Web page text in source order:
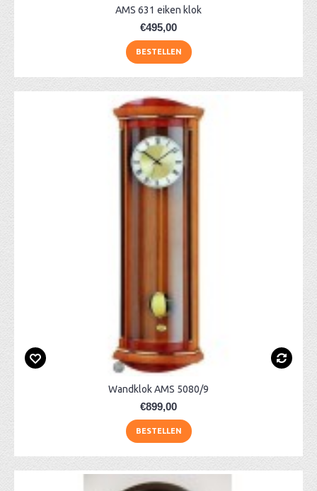
AMS 631 eiken klok
€495,00
BESTELLEN
Wandklok AMS 5080/9
€899,00
BESTELLEN